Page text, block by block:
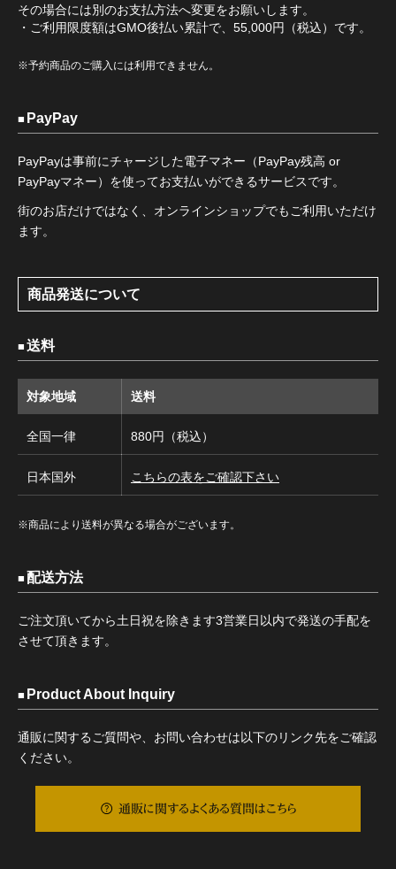
その場合には別のお支払方法へ変更をお願いします。
・ご利用限度額はGMO後払い累計で、55,000円（税込）です。
※予約商品のご購入には利用できません。
PayPay
PayPayは事前にチャージした電子マネー（PayPay残高 or
PayPayマネー）を使ってお支払いができるサービスです。
街のお店だけではなく、オンラインショップでもご利用いただけ
ます。
商品発送について
送料
対象地域 送料
全国一律 880円（税込）
日本国外 こちらの表をご確認下さい
※商品により送料が異なる場合がございます。
配送方法
ご注文頂いてから土日祝を除きます3営業日以内で発送の手配を
させて頂きます。
Product About Inquiry
通販に関するご質問や、お問い合わせは以下のリンク先をご確認
ください。
通販に関するよくある質問はこちら